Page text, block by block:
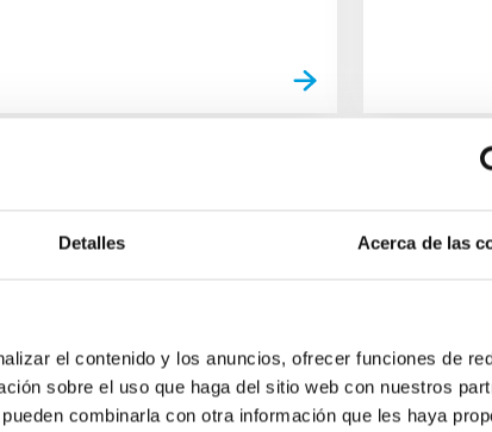
Detalles Acerca de las
el contenido y los anuncios, ofrecer funciones de
sobre el uso que haga del sitio web con nuestros
combinarla con otra información que les haya